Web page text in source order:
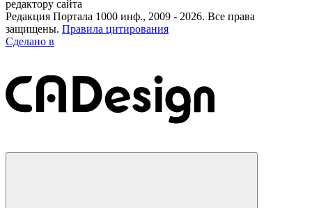
редактору сайта
Редакция Портала 1000 инф., 2009 - 2026. Все права
защищены. Правила цитирования
Сделано в